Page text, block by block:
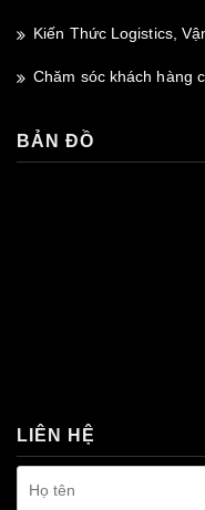
Kiến Thức Logistics,
Chăm sóc khách hàng
BẢN ĐỒ
LIÊN HỆ